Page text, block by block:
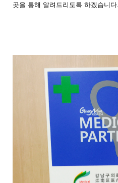
곳을 통해 알려드리도록 하겠습니다..